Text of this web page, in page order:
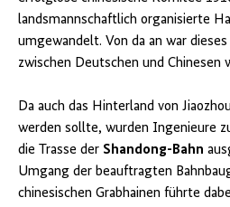
landsmannschaftlich organisierte
umgewandelt. Von da an war
zwischen Deutschen und Chinesen
Da auch das Hinterland von
werden sollte, wurden Ingenieure
die Trasse der Shandong-Bahn
Umgang der beauftragten
chinesischen Grabhainen führte